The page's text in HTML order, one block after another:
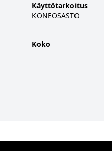
Käyttötarkoitus
KONEOSASTO
Koko